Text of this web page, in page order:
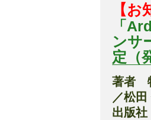
【お
「
ンサ
定（
著者
／松
出版